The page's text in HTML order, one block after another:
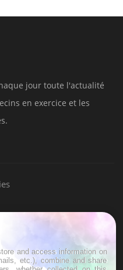
jour toute l'actualité
en exercice et les
and access information on
etc.), combine and share